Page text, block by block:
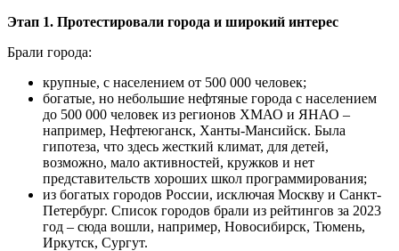
Этап 1. Протестировали города и широкий интерес
Брали города:
крупные, с населением от 500 000 человек;
богатые, но небольшие нефтяные города с населением
до 500 000 человек из регионов ХМАО и ЯНАО –
например, Нефтеюганск, Ханты-Мансийск. Была
гипотеза, что здесь жесткий климат, для детей,
возможно, мало активностей, кружков и нет
представительств хороших школ программирования;
из богатых городов России, исключая Москву и Санкт-
Петербург. Список городов брали из рейтингов за 2023
год – сюда вошли, например, Новосибирск, Тюмень,
Иркутск, Сургут.